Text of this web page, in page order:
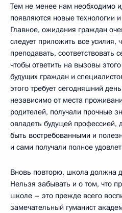
Тем не менее нам необходимо
появляются новые технологии
Главное, ожидания граждан
следует приложить все усилия,
преподавать, соответствовать
чтобы ответить на вызовы
будущих граждан и
этого требует сегодняшний
независимо от места
родителей, получали прочные
овладеть будущей профессией,
быть востребованными и
и сами получали полное
Вновь повторю, школа должна
Нельзя забывать и о том, что
школе – это прежде всего
замечательный гуманист